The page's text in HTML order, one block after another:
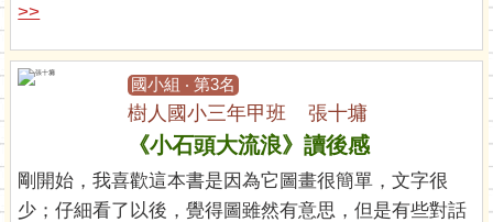
>>
國小組 ‧ 第3名
樹人國小三年甲班 張十墉
《小石頭大流浪》讀後感
剛開始，我喜歡這本書是因為它圖畫很簡單，文字很
少；仔細看了以後，覺得圖雖然有意思，但是有些對話